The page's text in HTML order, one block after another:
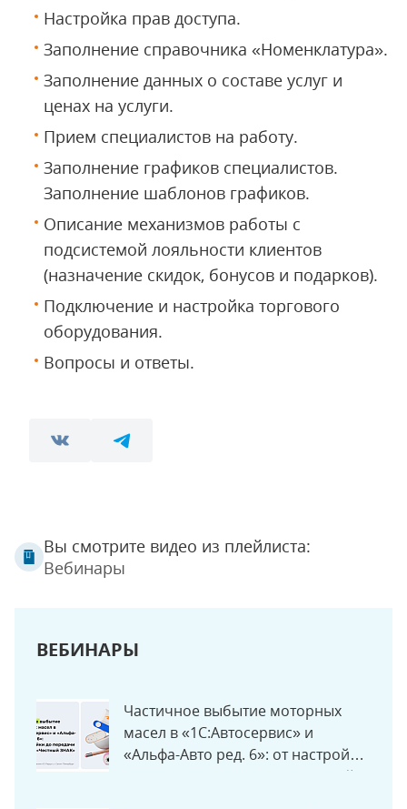
Настройка прав доступа.
Заполнение справочника «Номенклатура».
Заполнение данных о составе услуг и
ценах на услуги.
Прием специалистов на работу.
Заполнение графиков специалистов.
Заполнение шаблонов графиков.
Описание механизмов работы с
подсистемой лояльности клиентов
(назначение скидок, бонусов и подарков).
Подключение и настройка торгового
оборудования.
Вопросы и ответы.
Вы смотрите видео из плейлиста:
Вебинары
ВЕБИНАРЫ
Частичное выбытие моторных
масел в «1С:Автосервис» и
«Альфа-Авто ред. 6»: от настройки
до передачи данных в «Честный